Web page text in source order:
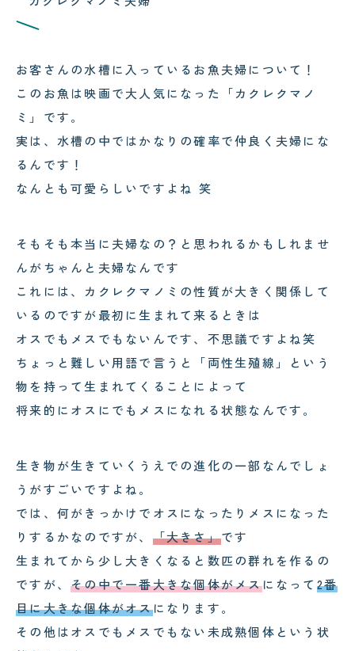
ンテナンスの合間の癒し時間
2026.08.04
サンゴが白くなる「白化現象」と
説
可児市のクリニック様へ水槽メン
お客さんの水槽に入っているお魚夫婦について！
このお魚は映画で大人気になった「カクレクマノ
ミ」です。
実は、水槽の中ではかなりの確率で仲良く夫婦にな
るんです！
なんとも可愛らしいですよね 笑
そもそも本当に夫婦なの？と思われるかもしれませ
んがちゃんと夫婦なんです
これには、カクレクマノミの性質が大きく関係して
いるのですが最初に生まれて来るときは
オスでもメスでもないんです、不思議ですよね笑
ちょっと難しい用語で言うと「両性生殖線」という
物を持って生まれてくることによって
将来的にオスにでもメスになれる状態なんです。
生き物が生きていくうえでの進化の一部なんでしょ
うがすごいですよね。
では、何がきっかけでオスになったりメスになった
りするかなのですが、 「大きさ」です
生まれてから少し大きくなると数匹の群れを作るの
ですが、 その中で一番大きな個体がメスになって 2番
目に大きな個体がオスになります。
その他はオスでもメスでもない未成熟個体という状